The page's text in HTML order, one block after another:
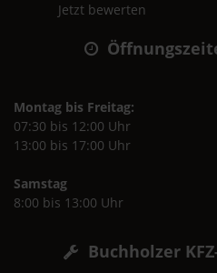
Jetzt bewerten
Montag bis Freitag:
07:30 bis 12:00 Uhr
13:00 bis 17:00 Uhr
Samstag
8:00 bis 13:00 Uhr
Buchholzer